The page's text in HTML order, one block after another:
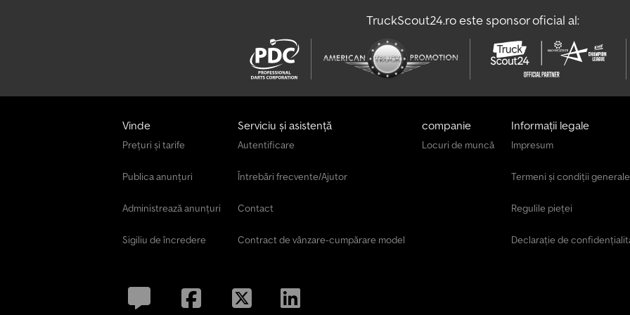
TruckScout24.ro este sponsor oficial al:
Vinde
Prețuri și tarife
Publica anunțuri
Administrează anunțuri
Sigiliu de încredere
Serviciu și asistență
Autentificare
Întrebări frecvente/Ajutor
Contact
Contract de vânzare-cumpărare model
companie
Locuri de muncă
Informații legale
Impresum
Termeni și condiții generale
Regulile pieței
Declarație de